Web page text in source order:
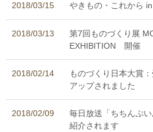
2018/03/15 やきもの・これから
2018/03/13
第7回ものづくり展
EXHIBITION 開催
2018/02/14
ものづくり日本大賞
アップされました
2018/02/09
毎日放送「ちちんぷ
紹介されます